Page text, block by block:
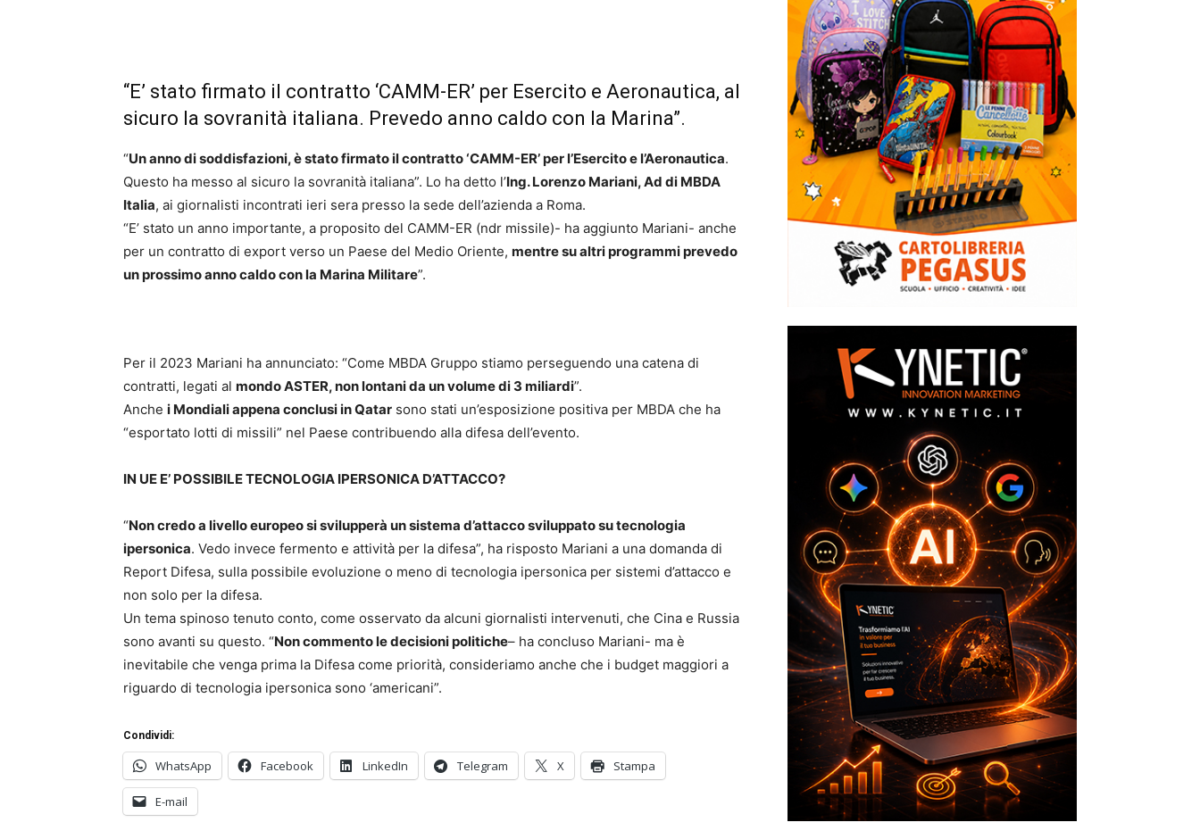
“E’ stato firmato il contratto ‘CAMM-ER’ per Esercito e Aeronautica, al
sicuro la sovranità italiana. Prevedo anno caldo con la Marina”.
“Un anno di soddisfazioni, è stato firmato il contratto ‘CAMM-ER’ per l’Esercito e l’Aeronautica.
Questo ha messo al sicuro la sovranità italiana”. Lo ha detto l’Ing. Lorenzo Mariani, Ad di MBDA
Italia, ai giornalisti incontrati ieri sera presso la sede dell’azienda a Roma.
“E’ stato un anno importante, a proposito del CAMM-ER (ndr missile)- ha aggiunto Mariani- anche
per un contratto di export verso un Paese del Medio Oriente, mentre su altri programmi prevedo
un prossimo anno caldo con la Marina Militare”.
Per il 2023 Mariani ha annunciato: “Come MBDA Gruppo stiamo perseguendo una catena di
contratti, legati al mondo ASTER, non lontani da un volume di 3 miliardi”.
Anche i Mondiali appena conclusi in Qatar sono stati un’esposizione positiva per MBDA che ha
“esportato lotti di missili” nel Paese contribuendo alla difesa dell’evento.
IN UE E’ POSSIBILE TECNOLOGIA IPERSONICA D’ATTACCO?
“Non credo a livello europeo si svilupperà un sistema d’attacco sviluppato su tecnologia
ipersonica. Vedo invece fermento e attività per la difesa”, ha risposto Mariani a una domanda di
Report Difesa, sulla possibile evoluzione o meno di tecnologia ipersonica per sistemi d’attacco e
non solo per la difesa.
Un tema spinoso tenuto conto, come osservato da alcuni giornalisti intervenuti, che Cina e Russia
sono avanti su questo. “Non commento le decisioni politiche– ha concluso Mariani- ma è
inevitabile che venga prima la Difesa come priorità, consideriamo anche che i budget maggiori a
riguardo di tecnologia ipersonica sono ‘americani”.
Condividi:
WhatsApp Facebook LinkedIn Telegram X Stampa
E-mail